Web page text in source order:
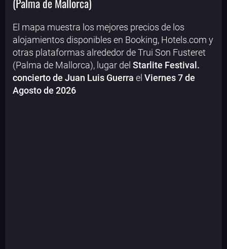
(Palma de Mallorca)
El mapa muestra los mejores precios de los
alojamientos disponibles en Booking, Hotels.com y
otras plataformas alrededor de Trui Son Fusteret
(Palma de Mallorca), lugar del Starlite Festival.
concierto de Juan Luis Guerra el Viernes 7 de
Agosto de 2026